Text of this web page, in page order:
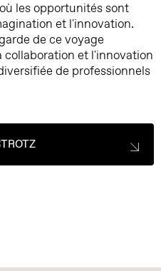
les opportunités sont
et l'innovation.
de ce voyage
et l'innovation
de professionnels